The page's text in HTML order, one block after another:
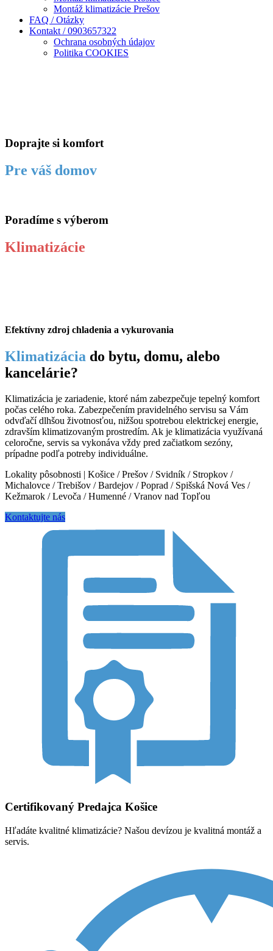
Montáž klimatizácie Prešov
FAQ / Otázky
Kontakt / 0903657322
Ochrana osobných údajov
Politika COOKIES
Doprajte si komfort
Pre váš domov
Poradíme s výberom
Klimatizácie
Efektívny zdroj chladenia a vykurovania
Klimatizácia do bytu, domu, alebo
kancelárie?
Klimatizácia je zariadenie, ktoré nám zabezpečuje tepelný komfort
počas celého roka. Zabezpečením pravidelného servisu sa Vám
odvďačí dlhšou životnosťou, nižšou spotrebou elektrickej energie,
zdravším klimatizovaným prostredím. Ak je klimatizácia využívaná
celoročne, servis sa vykonáva vždy pred začiatkom sezóny,
prípadne podľa potreby individuálne.
Lokality pôsobnosti | Košice / Prešov / Svidník / Stropkov /
Michalovce / Trebišov / Bardejov / Poprad / Spišská Nová Ves /
Kežmarok / Levoča / Humenné / Vranov nad Topľou
Kontaktujte nás
Certifikovaný Predajca Košice
Hľadáte kvalitné klimatizácie? Našou devízou je kvalitná montáž a
servis.